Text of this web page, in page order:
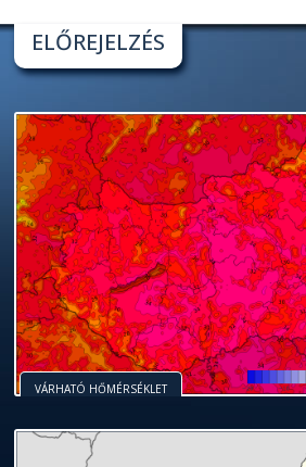
ELŐREJELZÉS
VÁRHATÓ HŐMÉRSÉKLET